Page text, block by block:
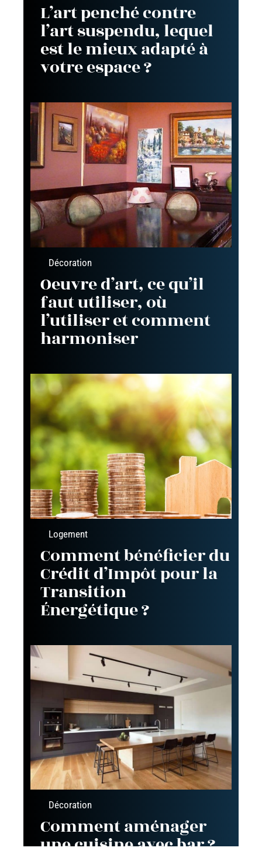
L’art penché contre
l’art suspendu, lequel
est le mieux adapté à
votre espace ?
Décoration
Oeuvre d’art, ce qu’il
faut utiliser, où
l’utiliser et comment
harmoniser
Logement
Comment bénéficier du
Crédit d’Impôt pour la
Transition
Énergétique ?
Décoration
Comment aménager
une cuisine avec bar ?